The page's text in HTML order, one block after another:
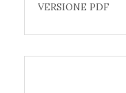
VERSIONE PDF